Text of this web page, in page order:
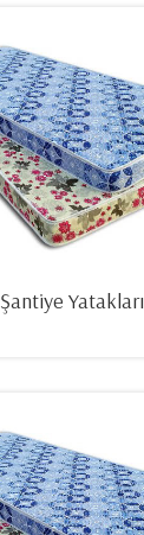
Şantiye Yatakları